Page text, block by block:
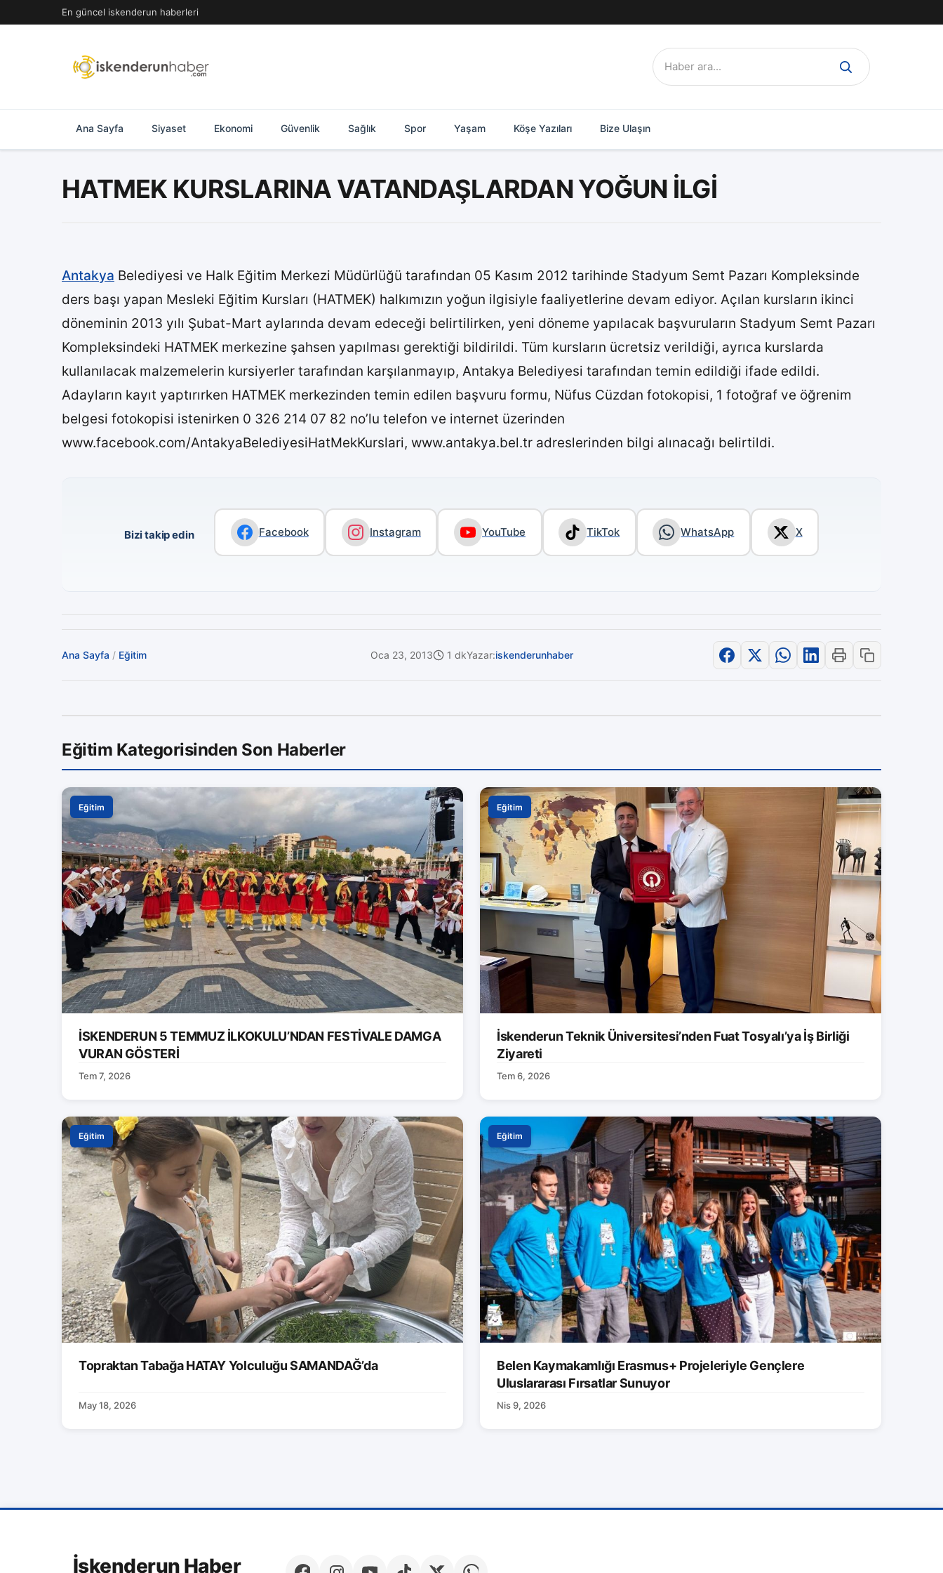
geç
En güncel iskenderun haberleri
Ara:
Ana Sayfa Siyaset Ekonomi Güvenlik Sağlık Spor Yaşam Köşe Yazıları Bize Ulaşın
HATMEK KURSLARINA VATANDAŞLARDAN YOĞUN İLGİ
Antakya Belediyesi ve Halk Eğitim Merkezi Müdürlüğü tarafından 05 Kasım 2012 tarihinde Stadyum Semt Pazarı Kompleksinde
ders başı yapan Mesleki Eğitim Kursları (HATMEK) halkımızın yoğun ilgisiyle faaliyetlerine devam ediyor. Açılan kursların ikinci
döneminin 2013 yılı Şubat-Mart aylarında devam edeceği belirtilirken, yeni döneme yapılacak başvuruların Stadyum Semt Pazarı
Kompleksindeki HATMEK merkezine şahsen yapılması gerektiği bildirildi. Tüm kursların ücretsiz verildiği, ayrıca kurslarda
kullanılacak malzemelerin kursiyerler tarafından karşılanmayıp, Antakya Belediyesi tarafından temin edildiği ifade edildi.
Adayların kayıt yaptırırken HATMEK merkezinden temin edilen başvuru formu, Nüfus Cüzdan fotokopisi, 1 fotoğraf ve öğrenim
belgesi fotokopisi istenirken 0 326 214 07 82 no’lu telefon ve internet üzerinden
www.facebook.com/AntakyaBelediyesiHatMekKurslari, www.antakya.bel.tr adreslerinden bilgi alınacağı belirtildi.
Bizi takip edin Facebook Instagram YouTube TikTok WhatsApp X
Ana Sayfa / Eğitim Oca 23, 2013 1 dkYazar:iskenderunhaber
Eğitim Kategorisinden Son Haberler
Eğitim
İSKENDERUN 5 TEMMUZ İLKOKULU’NDAN FESTİVALE DAMGA
VURAN GÖSTERİ
Tem 7, 2026
Eğitim
İskenderun Teknik Üniversitesi’nden Fuat Tosyalı’ya İş Birliği
Ziyareti
Tem 6, 2026
Eğitim
Topraktan Tabağa HATAY Yolculuğu SAMANDAĞ’da
May 18, 2026
Eğitim
Belen Kaymakamlığı Erasmus+ Projeleriyle Gençlere
Uluslararası Fırsatlar Sunuyor
Nis 9, 2026
İskenderun Haber